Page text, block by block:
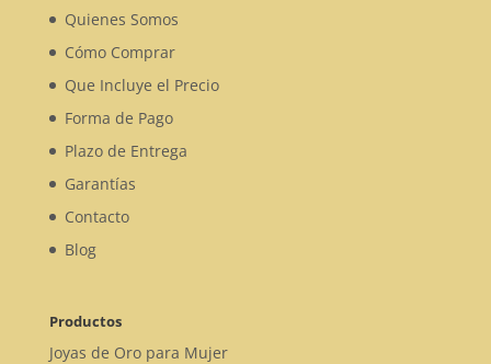
Quienes Somos
Cómo Comprar
Que Incluye el Precio
Forma de Pago
Plazo de Entrega
Garantías
Contacto
Blog
Productos
Joyas de Oro para Mujer